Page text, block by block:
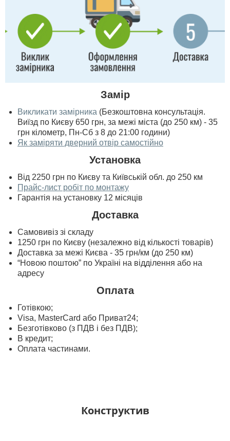
Замір
Викликати замірника (Безкоштовна консультація.
Виїзд по Києву 650 грн, за межі міста (до 250 км) - 35
грн кілометр, Пн-Сб з 8 до 21:00 години)
Як заміряти дверний отвір самостійно
Установка
Від 2250 грн по Києву та Київській обл. до 250 км
Прайс-лист робіт по монтажу
Гарантія на установку 12 місяців
Доставка
Самовивіз зі складу
1250 грн по Києву (незалежно від кількості товарів)
Доставка за межі Києва - 35 грн/км (до 250 км)
“Новою поштою” по Україні на відділення або на
адресу
Оплата
Готівкою;
Visa, MasterСard або Приват24;
Безготівково (з ПДВ і без ПДВ);
В кредит;
Оплата частинами.
Конструктив